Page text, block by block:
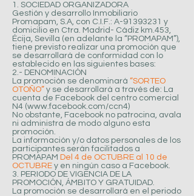
1. SOCIEDAD ORGANIZADORA
Gestión y desarrollo Inmobiliario
Promapam, S.A, con C.I.F.: A-91393231 y
domicilio en Ctra. Madrid- Cádiz km.453,
Écija, Sevilla (en adelante la “PROMAPAM”),
tiene previsto realizar una promoción que
se desarrollará de conformidad con lo
establecido en las siguientes bases:
2.- DENOMINACIÓN
La promoción se denominará “SORTEO
OTOÑO” y se desarrollará a través de: La
cuenta de Facebook del centro comercial
N4 (www.facebook.com/ccn4)
No obstante, Facebook no patrocina, avala
ni administra de modo alguno esta
promoción.
La información y/o datos personales de los
participantes serán facilitados a
PROMAPAM Del 4 de OCTUBRE al 10 de
OCTUBRE y en ningún caso a Facebook.
3. PERIODO DE VIGENCIA DE LA
PROMOCIÓN, ÁMBITO Y GRATUIDAD.
La promoción se desarrollará en el periodo